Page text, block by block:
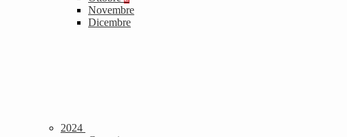
Novembre
Dicembre
2024